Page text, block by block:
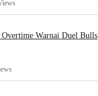
Warnai Duel Bulls